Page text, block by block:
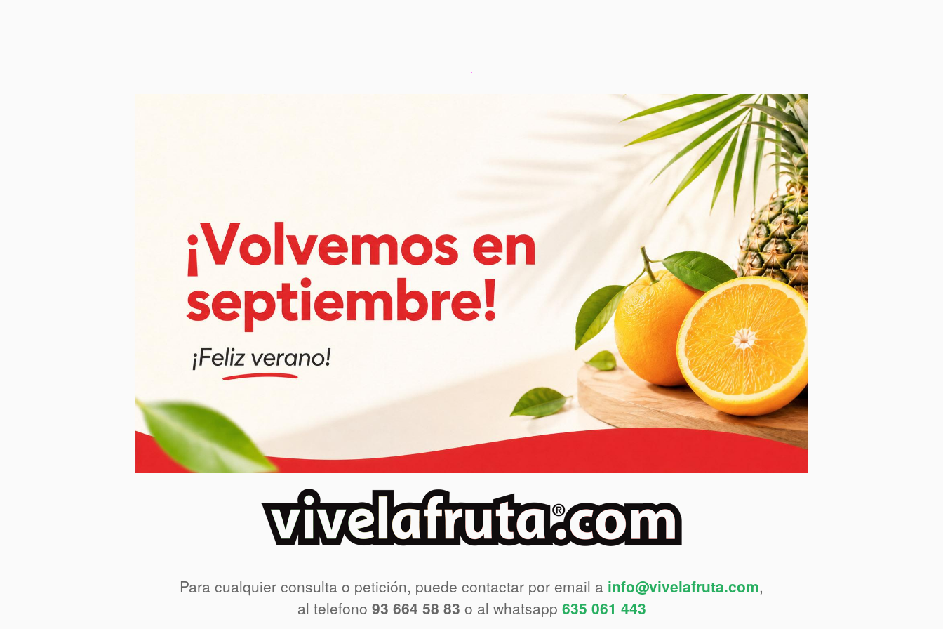
Para cualquier consulta o petición, puede contactar por email a info@vivelafruta.com,
al telefono 93 664 58 83 o al whatsapp 635 061 443